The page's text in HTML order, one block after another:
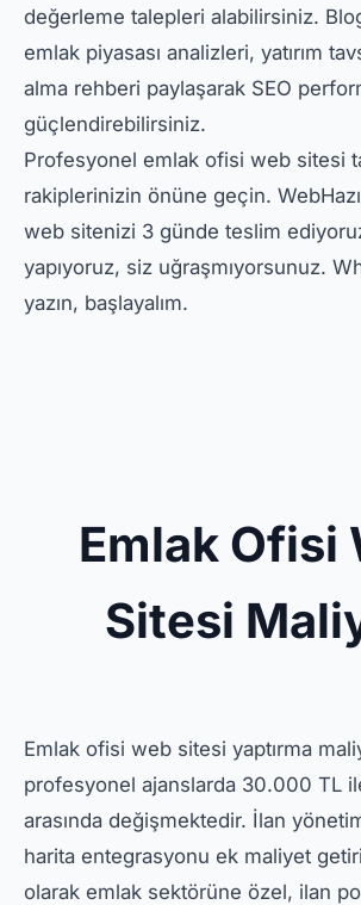
değerleme talepleri alabilirsiniz.
emlak piyasası analizleri, yatırım
alma rehberi paylaşarak SEO
güçlendirebilirsiniz.
Profesyonel emlak ofisi web sitesi
rakiplerinizin önüne geçin.
web sitenizi 3 günde teslim
yapıyoruz, siz uğraşmıyorsunuz.
yazın, başlayalım.
Emlak Ofisi
Sitesi
Emlak ofisi web sitesi yaptırma
profesyonel ajanslarda 30.000 TL
arasında değişmektedir. İlan
harita entegrasyonu ek maliyet
olarak emlak sektörüne özel, ilan